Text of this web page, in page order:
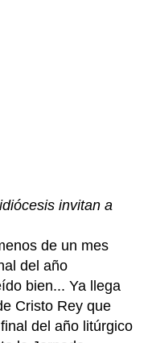
invitan a
de un mes
del año
bien... Ya llega
Cristo Rey que
del año litúrgico